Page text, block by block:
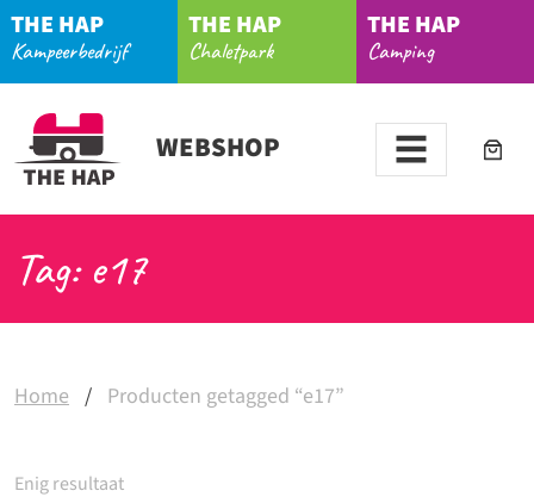
THE HAP
Kampeerbedrijf
THE HAP
Chaletpark
THE HAP
Camping
WEBSHOP
Tag: e17
Home / Producten getagged “e17”
Enig resultaat